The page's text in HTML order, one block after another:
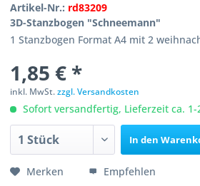
Artikel-Nr.: rd83209
3D-Stanzbogen "Schneemann"
1 Stanzbogen Format A4 mit 2
1,85 € *
inkl. MwSt.zzgl. Versandkosten
Sofort versandfertig, Lieferzeit ca. 1-
In den
Merken Empfehlen